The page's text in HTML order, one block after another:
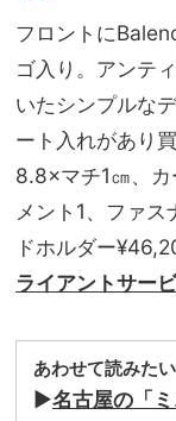
フロントに
ゴ入り。アンテ
いたシンプルな
ート入れがあり
8.8×マチ1㎝、
メント1、 ファス
ドホルダー
ライアントサー
あわせて読みたい
▶名古屋の「